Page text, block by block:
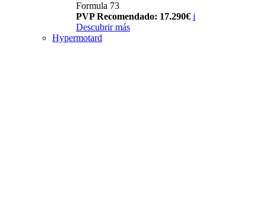
Formula 73
PVP Recomendado: 17.290€ i
Descubrir más
Hypermotard